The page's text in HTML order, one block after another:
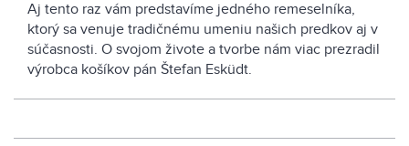
Aj tento raz vám predstavíme jedného remeselníka,
ktorý sa venuje tradičnému umeniu našich predkov aj v
súčasnosti. O svojom živote a tvorbe nám viac prezradil
výrobca košíkov pán Štefan Esküdt.